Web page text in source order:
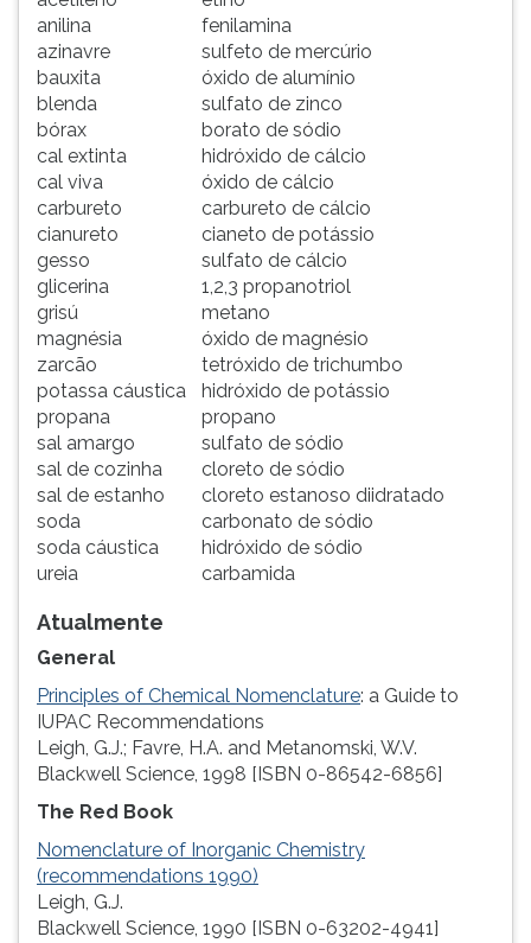
anilina
fenilamina
azinavre
sulfeto de mercúrio
bauxita
óxido de alumínio
blenda
sulfato de zinco
bórax
borato de sódio
cal extinta
hidróxido de cálcio
cal viva
óxido de cálcio
carbureto
carbureto de cálcio
cianureto
cianeto de potássio
gesso
sulfato de cálcio
glicerina
1,2,3 propanotriol
grisú
metano
magnésia
óxido de magnésio
zarcão
tetróxido de trichumbo
potassa cáustica
hidróxido de potássio
propana
propano
sal amargo
sulfato de sódio
sal de cozinha
cloreto de sódio
sal de estanho
cloreto estanoso diidratado
soda
carbonato de sódio
soda cáustica
hidróxido de sódio
ureia
carbamida
Atualmente
General
Principles of Chemical Nomenclature: a Guide to
IUPAC Recommendations
Leigh, G.J.; Favre, H.A. and Metanomski, W.V.
Blackwell Science, 1998 [ISBN 0-86542-6856]
The Red Book
Nomenclature of Inorganic Chemistry
(recommendations 1990)
Leigh, G.J.
Blackwell Science, 1990 [ISBN 0-63202-4941]